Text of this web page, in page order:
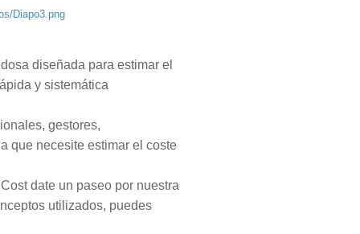
Diapo3.png
diseñada para estimar el
y sistemática
gestores,
que necesite estimar el coste
date un paseo por nuestra
utilizados, puedes